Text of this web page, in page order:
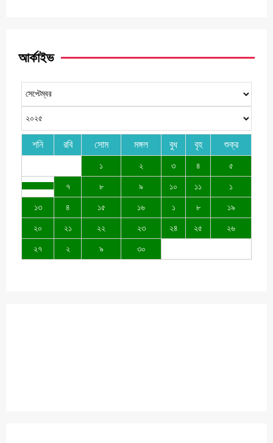
আর্কাইভ
শনি রবি সোম মঙ্গল বুধ বৃহ শুক্র
১ ২ ৩ ৪ ৫
৭ ৮ ৯ ১০ ১১ ১
১৩ ৪ ১৫ ১৬ ১ ৮ ১৯
২০ ২১ ২২ ২৩ ২৪ ২৫ ২৬
২৭ ২ ৯ ৩০